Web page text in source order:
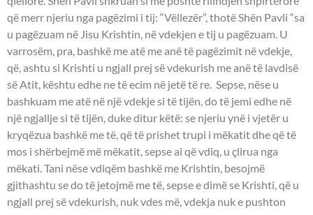
që merr njeriu nga pagëzimi i tij: “Vëllezër”, thotë Shën Pavli “sa
u pagëzuam në Jisu Krishtin, në vdekjen e tij u pagëzuam. U
varrosëm, pra, bashkë me atë me anë të pagëzimit në vdekje,
që, ashtu si Krishti u ngjall prej së vdekurish me anë të lavdisë
së Atit, kështu edhe ne të ecim në jetë të re. Sepse, nëse u
bashkuam me atë në një vdekje si të tijën, do të jemi edhe në
një ngjallje si të tijën, duke ditur këtë: se njeriu ynë i vjetër u
kryqëzua bashkë me të, që të prishet trupi i mëkatit dhe që të
mos i shërbejmë më mëkatit, sepse ai që vdiq, u çlirua nga
mëkati. Tani nëse vdiqëm bashkë me Krishtin, besojmë
gjithashtu se do të jetojmë me të, sepse e dimë se Krishti, që u
ngjall prej së vdekurish, nuk vdes më, vdekja nuk e pushton